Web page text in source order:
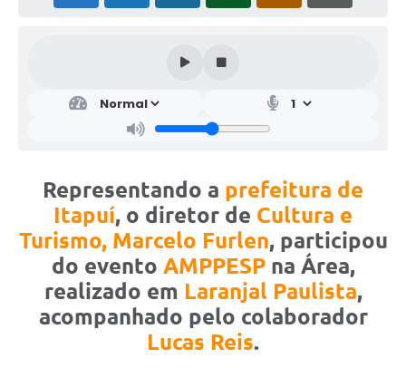
Representando a prefeitura de
Itapuí, o diretor de Cultura e
Turismo, Marcelo Furlen, participou
do evento AMPPESPna Área,
realizado em Laranjal Paulista,
acompanhado pelo colaborador
Lucas Reis.